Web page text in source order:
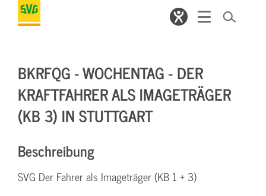
BKRFQG - WOCHENTAG - DER
KRAFTFAHRER ALS IMAGETRÄGER
(KB 3) IN STUTTGART
Beschreibung
SVG Der Fahrer als Imageträger (KB 1 + 3)